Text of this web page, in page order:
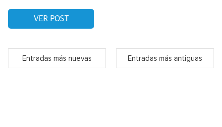
VER POST
Entradas más nuevas Entradas más antiguas